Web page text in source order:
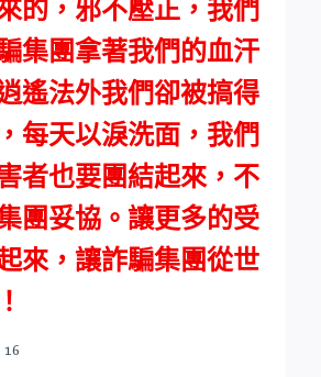
的，邪不壓正，我們
集團拿著我們的血汗
遙法外我們卻被搞得
每天以淚洗面，我們
者也要團結起來，不
團妥協。讓更多的受
來，讓詐騙集團從世
16